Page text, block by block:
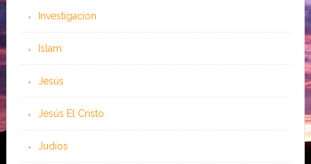
Investigación
Islam
Jesús
Jesús El Cristo
Judíos